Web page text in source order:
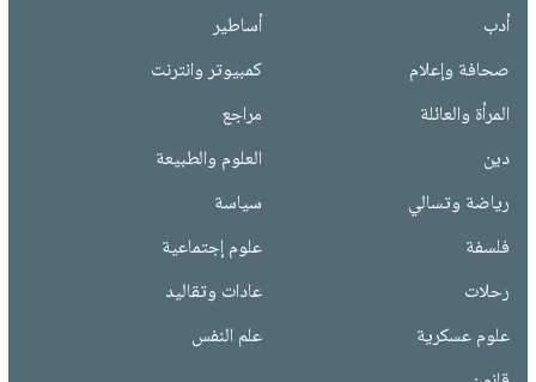
أدب
أساطير
صحافة وإعلام
كمبيوتر وانترنت
المرأة والعائلة
مراجع
دين
العلوم والطبيعة
رياضة وتسالي
سياسة
فلسفة
علوم إجتماعية
رحلات
عادات وتقاليد
علوم عسكرية
علم النفس